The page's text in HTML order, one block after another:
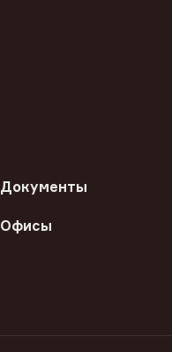
Документы
Офисы